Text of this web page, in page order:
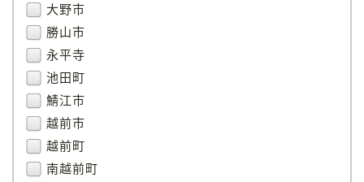
大野市
勝山市
永平寺
池田町
鯖江市
越前市
越前町
南越前町